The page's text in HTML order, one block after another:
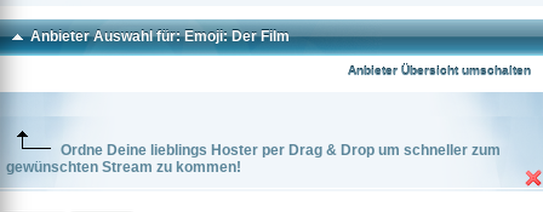
Anbieter Auswahl für: Emoji: Der Film
Anbieter Übersicht umschalten
Ordne Deine lieblings Hoster per Drag & Drop um schneller zum
gewünschten Stream zu kommen!